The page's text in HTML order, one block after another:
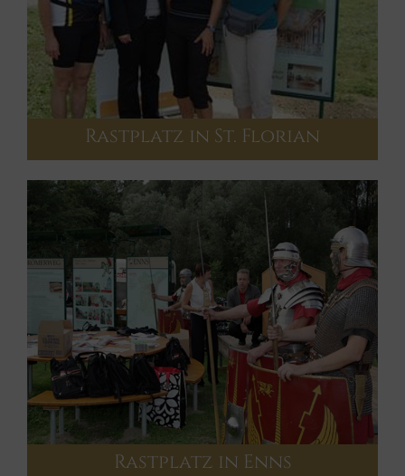
Rastplatz in St. Florian
Rastplatz in Enns